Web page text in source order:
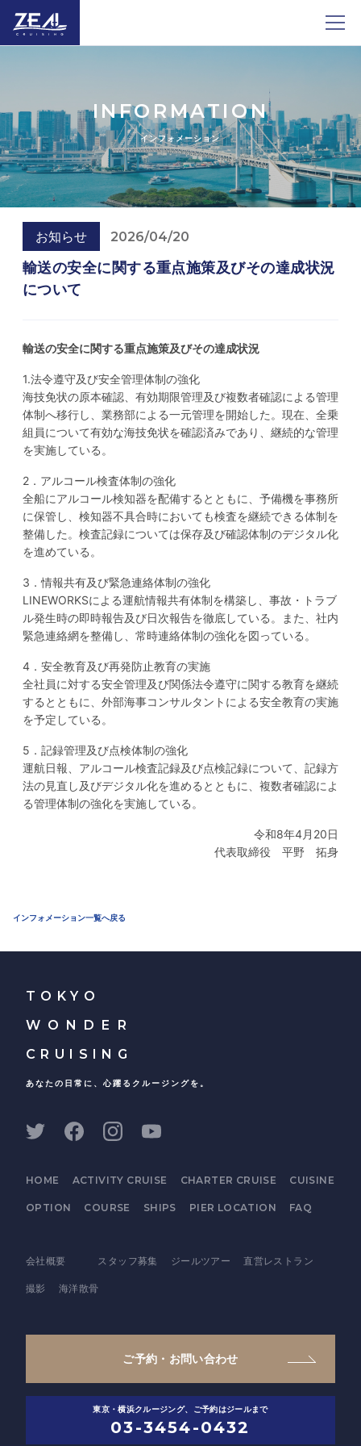
INFORMATION
インフォメーション
お知らせ 2026/04/20
輸送の安全に関する重点施策及びその達成状況
について
輸送の安全に関する重点施策及びその達成状況
1.法令遵守及び安全管理体制の強化
海技免状の原本確認、有効期限管理及び複数者確認による管理
体制へ移行し、業務部による一元管理を開始した。現在、全乗
組員について有効な海技免状を確認済みであり、継続的な管理
を実施している。
2．アルコール検査体制の強化
全船にアルコール検知器を配備するとともに、予備機を事務所
に保管し、検知器不具合時においても検査を継続できる体制を
整備した。検査記録については保存及び確認体制のデジタル化
を進めている。
3．情報共有及び緊急連絡体制の強化
LINEWORKSによる運航情報共有体制を構築し、事故・トラブ
ル発生時の即時報告及び日次報告を徹底している。また、社内
緊急連絡網を整備し、常時連絡体制の強化を図っている。
4．安全教育及び再発防止教育の実施
全社員に対する安全管理及び関係法令遵守に関する教育を継続
するとともに、外部海事コンサルタントによる安全教育の実施
を予定している。
5．記録管理及び点検体制の強化
運航日報、アルコール検査記録及び点検記録について、記録方
法の見直し及びデジタル化を進めるとともに、複数者確認によ
る管理体制の強化を実施している。
令和8年4月20日
代表取締役 平野 拓身
インフォメーション一覧へ戻る
TOKYO
WONDER
CRUISING
あなたの日常に、心躍るクルージングを。
HOME ACTIVITY CRUISE CHARTER CRUISE CUISINE
OPTION COURSE SHIPS PIER LOCATION FAQ
会社概要 スタッフ募集 ジールツアー 直営レストラン
撮影 海洋散骨
東京・横浜クルージング、ご予約はジールまで
03-3454-0432
ご予約・お問い合わせ